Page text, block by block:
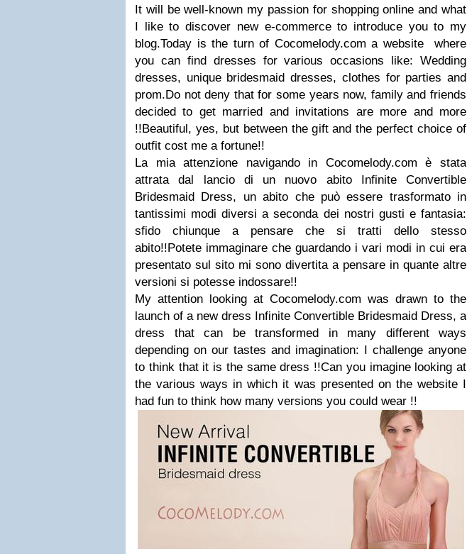
It will be well-known my passion for shopping online and what
I like to discover new e-commerce to introduce you to my
blog.Today is the turn of Cocomelody.com a website where
you can find dresses for various occasions like: Wedding
dresses, unique bridesmaid dresses, clothes for parties and
prom.Do not deny that for some years now, family and friends
decided to get married and invitations are more and more
!!Beautiful, yes, but between the gift and the perfect choice of
outfit cost me a fortune!!
La mia attenzione navigando in Cocomelody.com è stata
attrata dal lancio di un nuovo abito Infinite Convertible
Bridesmaid Dress, un abito che può essere trasformato in
tantissimi modi diversi a seconda dei nostri gusti e fantasia:
sfido chiunque a pensare che si tratti dello stesso
abito!!Potete immaginare che guardando i vari modi in cui era
presentato sul sito mi sono divertita a pensare in quante altre
versioni si potesse indossare!!
My attention looking at Cocomelody.com was drawn to the
launch of a new dress Infinite Convertible Bridesmaid Dress, a
dress that can be transformed in many different ways
depending on our tastes and imagination: I challenge anyone
to think that it is the same dress !!Can you imagine looking at
the various ways in which it was presented on the website I
had fun to think how many versions you could wear !!